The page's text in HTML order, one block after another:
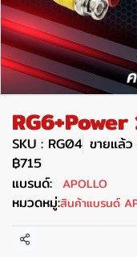
SKU : RG04 ขายแล้
฿715
แบรนด์: APOLLO
หมวดหมู่:สินค้าแบรนด์
แชร์